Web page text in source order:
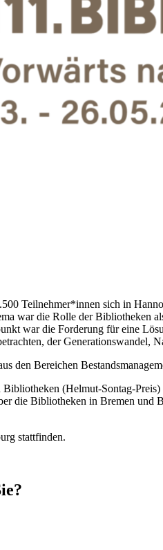
Teilnehmer*innen sich in
war die Rolle der Bibliotheken
war die Forderung für eine
der Generationswandel,
den Bereichen
(Helmut-Sontag-
die Bibliotheken in Bremen und
stattfinden.